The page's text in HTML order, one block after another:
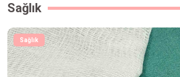
Sağlık
Sağlık